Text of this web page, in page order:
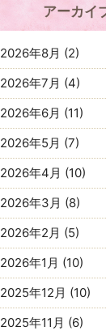
アーカイ
2026年8月 (2)
2026年7月 (4)
2026年6月 (11)
2026年5月 (7)
2026年4月 (10)
2026年3月 (8)
2026年2月 (5)
2026年1月 (10)
2025年12月 (10)
2025年11月 (6)